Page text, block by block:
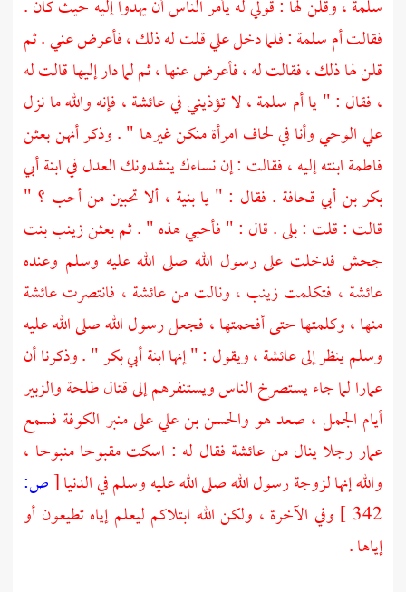
سلمة ، وقلن لها : قولي له يأمر الناس أن يهدوا إليه حيث كان .
فقالت أم سلمة : فلما دخل علي قلت له ذلك ، فأعرض عني . ثم
قلن لها ذلك ، فقالت له ، فأعرض عنها ، ثم لما دار إليها قالت له
، فقال : " يا أم سلمة ، لا تؤذيني في عائشة ، فإنه والله ما نزل
علي الوحي وأنا في لحاف امرأة منكن غيرها " . وذكر أنهن بعثن
فاطمة ابنته إليه ، فقالت : إن نساءك ينشدونك العدل في ابنة أبي
بكر بن أبي قحافة . فقال : " يا بنية ، ألا تحبين من أحب ؟ "
قالت : قلت : بلى . قال : " فأحبي هذه " . ثم بعثن زينب بنت
جحش فدخلت على رسول الله صلى الله عليه وسلم وعنده
عائشة ، فتكلمت زينب ، ونالت من عائشة ، فانتصرت عائشة
منها ، وكلمتها حتى أفحمتها ، فجعل رسول الله صلى الله عليه
وسلم ينظر إلى عائشة ، ويقول : " إنها ابنة أبي بكر " . وذكرنا أن
عمارا لما جاء يستصرخ الناس ويستنفرهم إلى قتال طلحة والزبير
أيام الجمل ، صعد هو والحسن بن علي على منبر الكوفة فسمع
عمار رجلا ينال من عائشة فقال له : اسكت مقبوحا منبوحا ،
والله إنها لزوجة رسول الله صلى الله عليه وسلم في الدنيا[ص:
342 ] وفي الآخرة ، ولكن الله ابتلاكم ليعلم إياه تطيعون أو
إياها .